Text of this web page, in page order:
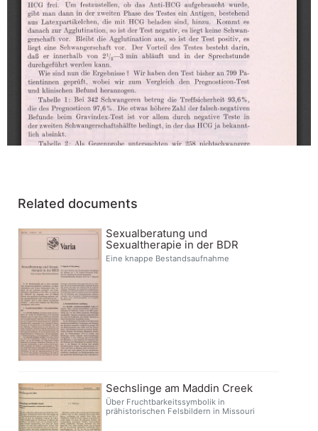
Related documents
Sexualberatung und
Sexualtherapie in der BDR
Eine knappe Bestandsaufnahme
Sechslinge am Maddin Creek
Über Fruchtbarkeitssymbolik in
prähistorischen Felsbildern in Missouri